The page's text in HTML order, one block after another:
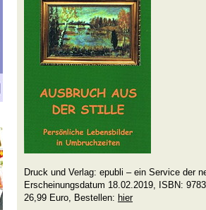
Druck und Verlag: epubli – ein Service der
Erscheinungsdatum 18.02.2019, ISBN:
26,99 Euro, Bestellen: hier